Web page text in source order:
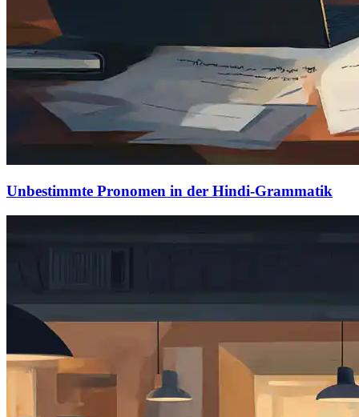
Unbestimmte Pronomen in der Hindi-Grammatik